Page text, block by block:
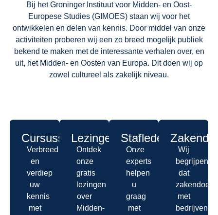
Bij het Groninger Instituut voor Midden- en Oost-
Europese Studies (GIMOES) staan wij voor het
ontwikkelen en delen van kennis. Door middel van onze
activiteiten proberen wij een zo breed mogelijk publiek
bekend te maken met de interessante verhalen over, en
uit, het Midden- en Oosten van Europa. Dit doen wij op
zowel cultureel als zakelijk niveau.
Cursussen
Verbreed
en
verdiep
uw
kennis
met
Lezingen
Ontdek
onze
gratis
lezingen
over
Midden-
Stafleden
Onze
experts
helpen
u
graag
met
Wij
begrijpen
dat
zakendoen
met
bedrijven